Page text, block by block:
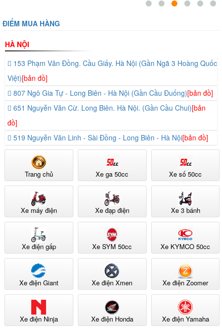
ĐIỂM MUA HÀNG
HÀ NỘI
153 Phạm Văn Đồng. Cầu Giấy. Hà Nội (Gần Ngã 3 Hoàng Quốc
Việt)[bản đồ]
807 Ngô Gia Tự - Long Biên - Hà Nội (Gần Cầu Đuống)[bản đồ]
651 Nguyễn Văn Cừ. Long Biên. Hà Nội. (Gần Cầu Chui)[bản
đồ]
519 Nguyễn Văn Linh - Sài Đồng - Long Biên - Hà Nội[bản đồ]
Trang chủ Xe ga 50cc Xe số 50cc
Xe máy điện Xe đạp điện Xe 3 bánh
Xe điện gấp Xe SYM 50cc Xe KYMCO 50cc
Xe điện Giant Xe điện Xmen Xe điện Zoomer
Xe điện Ninja Xe điện Honda Xe điện Yamaha